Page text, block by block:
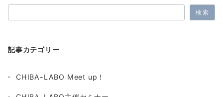
検索
記事カテゴリー
CHIBA-LABO Meet up！